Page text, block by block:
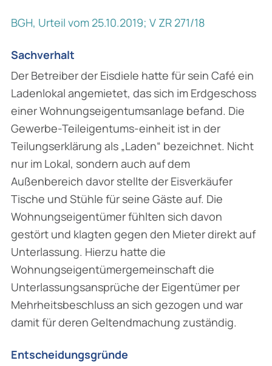
BGH, Urteil vom 25.10.2019; V ZR 271/18
Sachverhalt
Der Betreiber der Eisdiele hatte für sein Café ein
Ladenlokal angemietet, das sich im Erd­geschoss
einer Wohnungseigentumsanlage befand. Die
Gewerbe-Teileigentums-einheit ist in der
Teilungserklärung als „Laden“ bezeichnet. Nicht
nur im Lokal, sondern auch auf dem
Außenbereich davor stellte der Eisverkäufer
Tische und Stühle für seine Gäste auf. Die
Wohnungseigentümer fühlten sich davon
gestört und klagten gegen den Mieter direkt auf
Unterlassung. Hierzu hatte die
Wohnungseigentümergemeinschaft die
Unterlassungsan­sprüche der Eigentümer per
Mehrheitsbeschluss an sich gezogen und war
damit für deren Geltendmachung zuständig.
Entscheidungsgründe